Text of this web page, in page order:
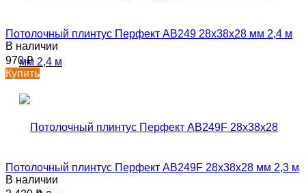
Потолочный плинтус Перфект AB249 28х38х28 мм 2,4 м
В наличии
970₽
Купить
Потолочный плинтус Перфект AB249F 28х38х28 мм 2,3 м
В наличии